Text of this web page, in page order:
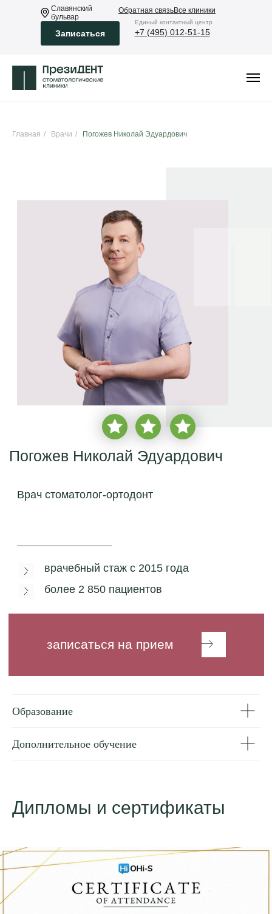
Обратная связьВсе клиники
Eдиный контактный центр
+7 (495) 012-51-15
Славянский
бульвар
Записаться
Главная / Врачи / Погожев Николай Эдуардович
Погожев Николай Эдуардович
врачебный стаж с2015 года
2 850 пациентов
Врач стоматолог-ортодонт
записаться на прием
Образование
Дополнительное обучение
Дипломы и сертификаты